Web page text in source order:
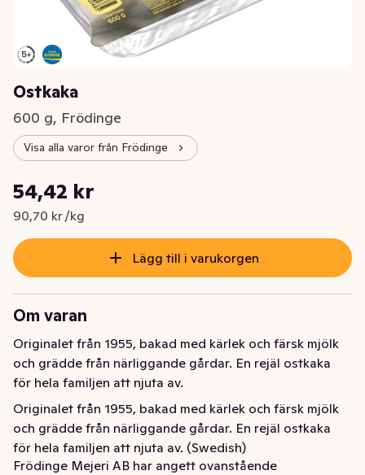
Ostkaka
600 g, Frödinge
Visa alla varor från Frödinge
Nuvarande pris är: 54,42 kr
54,42 kr
90,70 kr /kg
Styckpris: 90,70 kr /kg
Lägg till i varukorgen
Om varan
Originalet från 1955, bakad med kärlek och färsk mjölk
och grädde från närliggande gårdar. En rejäl ostkaka
för hela familjen att njuta av.
Originalet från 1955, bakad med kärlek och färsk mjölk
och grädde från närliggande gårdar. En rejäl ostkaka
för hela familjen att njuta av. (Swedish)
Frödinge Mejeri AB har angett ovanstående